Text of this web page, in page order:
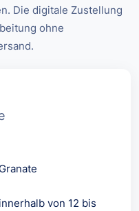
Die digitale Zustellung
ohne
von 12 bis